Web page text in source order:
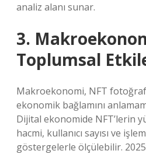
analiz alanı sunar.
3.
Toplumsal
Makroekonomi, NFT fotoğraf
ekonomik bağlamını
Dijital ekonomide NFT’lerin
hacmi, kullanıcı sayısı ve
göstergelerle ölçülebilir.